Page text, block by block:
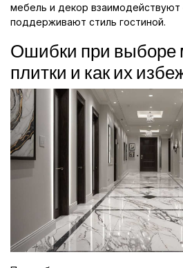
мебель и декор взаимодействуют
поддерживают стиль гостиной.
Ошибки при выборе
плитки и как их